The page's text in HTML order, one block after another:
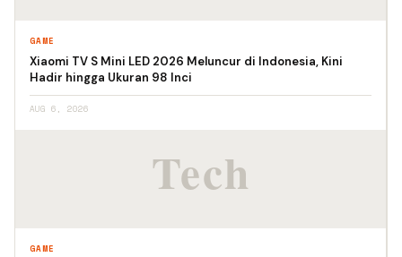
GAME
Xiaomi TV S Mini LED 2026 Meluncur di Indonesia, Kini
Hadir hingga Ukuran 98 Inci
AUG 6, 2026
GAME